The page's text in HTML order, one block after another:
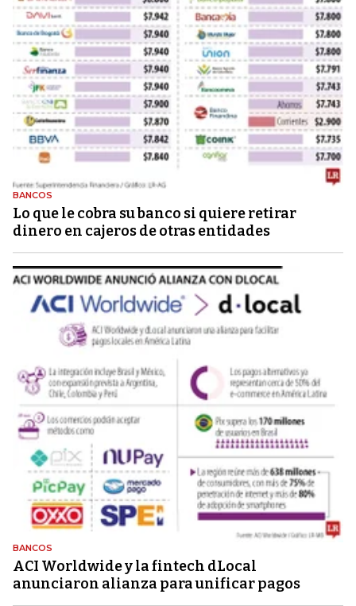
BANCOS
Lo que le cobra su banco si quiere retirar
dinero en cajeros de otras entidades
BANCOS
ACI Worldwide y la fintech dLocal
anunciaron alianza para unificar pagos